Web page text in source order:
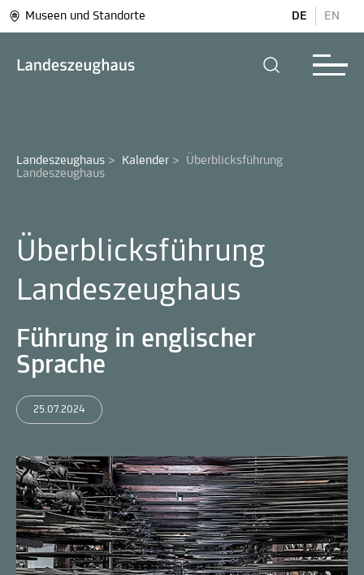
Museen und Standorte DE EN
Landeszeughaus > Kalender > Überblicksführung
Landeszeughaus
Überblicksführung
Landeszeughaus
Führung in englischer
Sprache
25.07.2024